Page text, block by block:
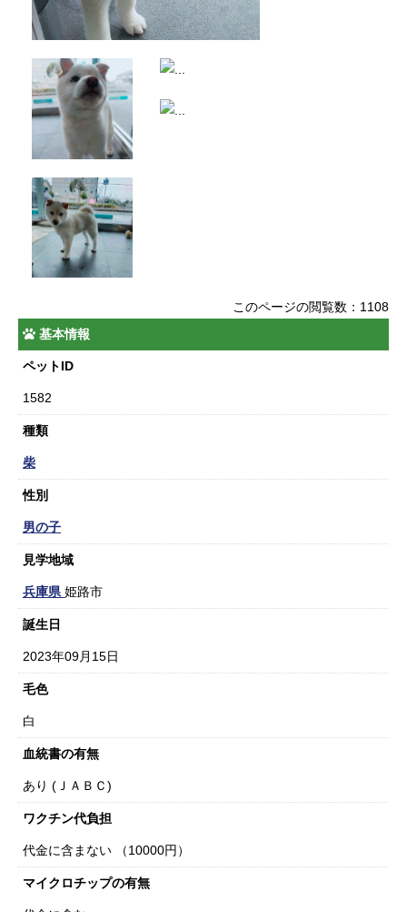
このページの閲覧数：1108
基本情報
ペットID
1582
種類
柴
性別
男の子
見学地域
兵庫県姫路市
誕生日
2023年09月15日
毛色
白
血統書の有無
あり (ＪＡＢＣ)
ワクチン代負担
代金に含まない （10000円）
マイクロチップの有無